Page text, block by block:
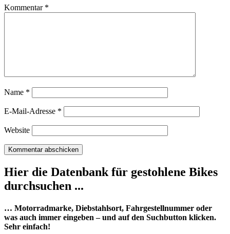
Kommentar *
Name *
E-Mail-Adresse *
Website
Hier die Datenbank für gestohlene Bikes
durchsuchen ...
… Motorradmarke, Diebstahlsort, Fahrgestellnummer oder
was auch immer eingeben – und auf den Suchbutton klicken.
Sehr einfach!